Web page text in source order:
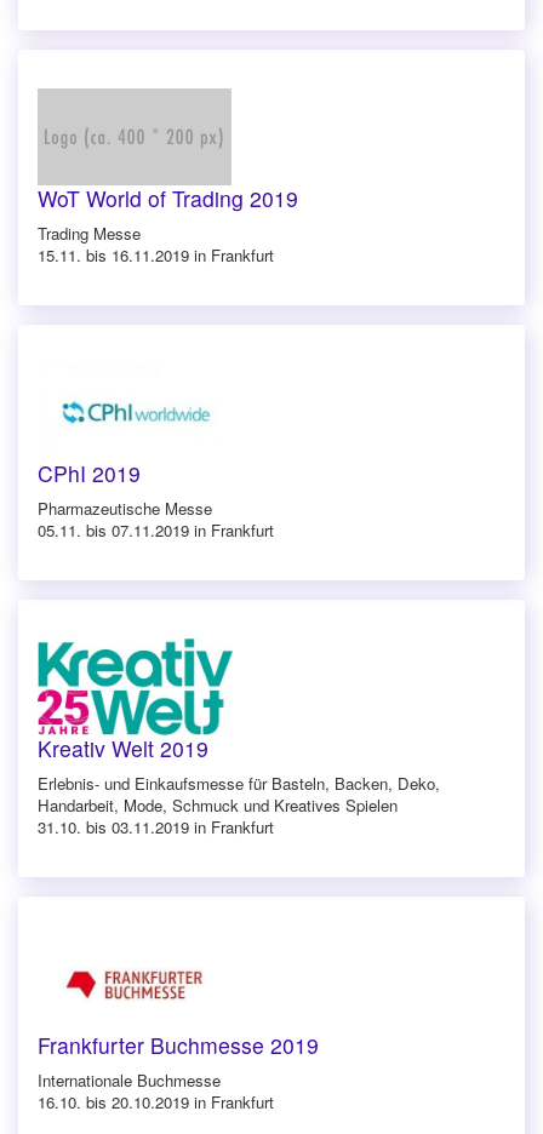
WoT World of Trading 2019
Trading Messe
15.11. bis 16.11.2019 in Frankfurt
CPhI 2019
Pharmazeutische Messe
05.11. bis 07.11.2019 in Frankfurt
Kreativ Welt 2019
Erlebnis- und Einkaufsmesse für Basteln, Backen, Deko,
Handarbeit, Mode, Schmuck und Kreatives Spielen
31.10. bis 03.11.2019 in Frankfurt
Frankfurter Buchmesse 2019
Internationale Buchmesse
16.10. bis 20.10.2019 in Frankfurt